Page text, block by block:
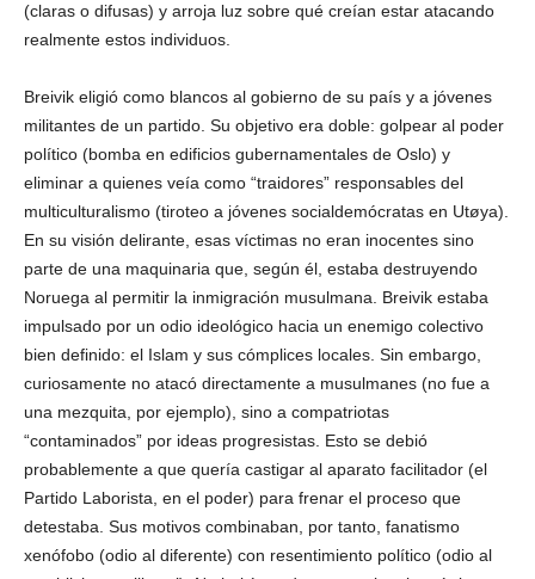
(claras o difusas) y arroja luz sobre qué creían estar atacando
realmente estos individuos.
Breivik eligió como blancos al gobierno de su país y a jóvenes
militantes de un partido. Su objetivo era doble: golpear al poder
político (bomba en edificios gubernamentales de Oslo) y
eliminar a quienes veía como “traidores” responsables del
multiculturalismo (tiroteo a jóvenes socialdemócratas en Utøya).
En su visión delirante, esas víctimas no eran inocentes sino
parte de una maquinaria que, según él, estaba destruyendo
Noruega al permitir la inmigración musulmana. Breivik estaba
impulsado por un odio ideológico hacia un enemigo colectivo
bien definido: el Islam y sus cómplices locales. Sin embargo,
curiosamente no atacó directamente a musulmanes (no fue a
una mezquita, por ejemplo), sino a compatriotas
“contaminados” por ideas progresistas. Esto se debió
probablemente a que quería castigar al aparato facilitador (el
Partido Laborista, en el poder) para frenar el proceso que
detestaba. Sus motivos combinaban, por tanto, fanatismo
xenófobo (odio al diferente) con resentimiento político (odio al